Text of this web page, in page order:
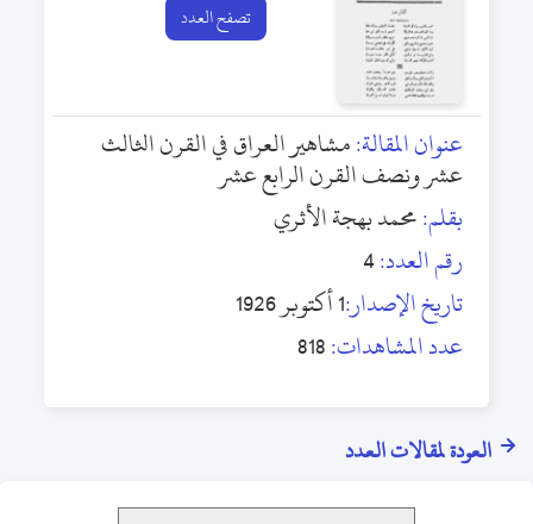
تصفح العدد
عنوان المقالة:مشاهير العراق في القرن الثالث
عشر ونصف القرن الرابع عشر
بقلم:محمد بهجة الأثري
رقم العدد:4
تاريخ الإصدار:1 أكتوبر 1926
عدد المشاهدات:818
العودة لمقالات العدد